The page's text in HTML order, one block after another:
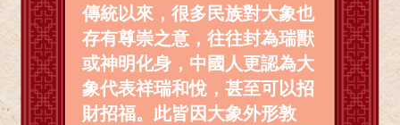
傳統以來，很多民族對大象也
存有尊崇之意，往往封為瑞獸
或神明化身，中國人更認為大
象代表祥瑞和悅，甚至可以招
財招福。此皆因大象外形敦